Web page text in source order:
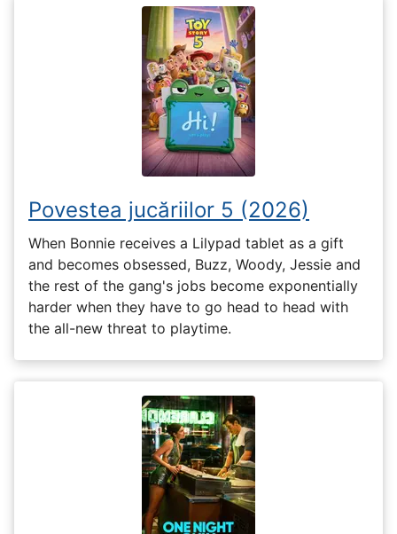
Povestea jucăriilor 5 (2026)
When Bonnie receives a Lilypad tablet as a gift
and becomes obsessed, Buzz, Woody, Jessie and
the rest of the gang's jobs become exponentially
harder when they have to go head to head with
the all-new threat to playtime.